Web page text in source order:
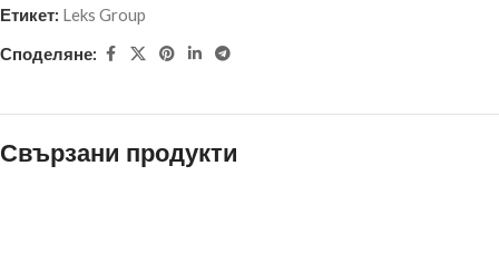
Етикет: Leks Group
Споделяне:
Свързани продукти